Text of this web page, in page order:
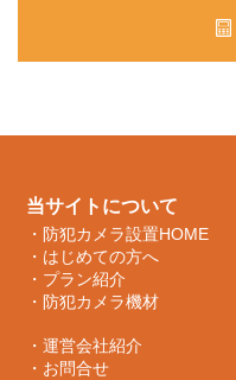
当サイトについて
・ 防犯カメラ設置HOME
・ はじめての方へ
・ プラン紹介
・ 防犯カメラ機材
・ 運営会社紹介
・ お問合せ